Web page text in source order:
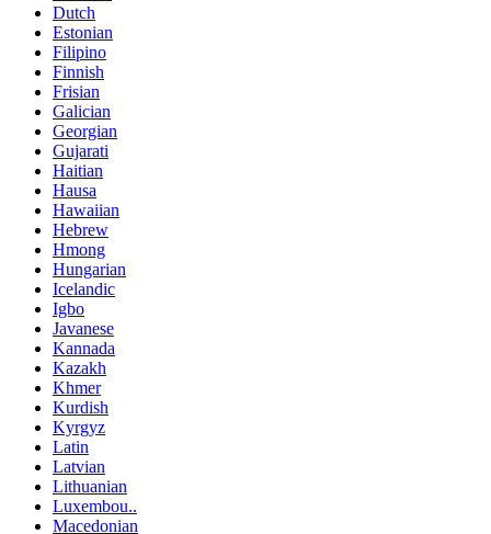
Dutch
Estonian
Filipino
Finnish
Frisian
Galician
Georgian
Gujarati
Haitian
Hausa
Hawaiian
Hebrew
Hmong
Hungarian
Icelandic
Igbo
Javanese
Kannada
Kazakh
Khmer
Kurdish
Kyrgyz
Latin
Latvian
Lithuanian
Luxembou..
Macedonian